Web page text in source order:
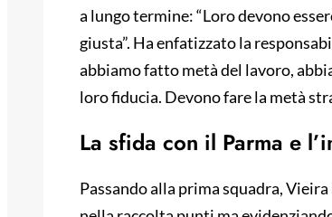
a lungo termine: “Loro devono
giusta”. Ha enfatizzato la
abbiamo fatto metà del lavoro,
loro fiducia. Devono fare la metà
La sfida con il Parma e
Passando alla prima squadra,